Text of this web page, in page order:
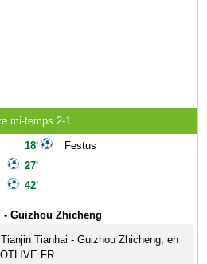
mi-temps 2-1
18'
27'
42'
Festus
Guizhou Zhicheng
Tianhai - Guizhou Zhicheng, en